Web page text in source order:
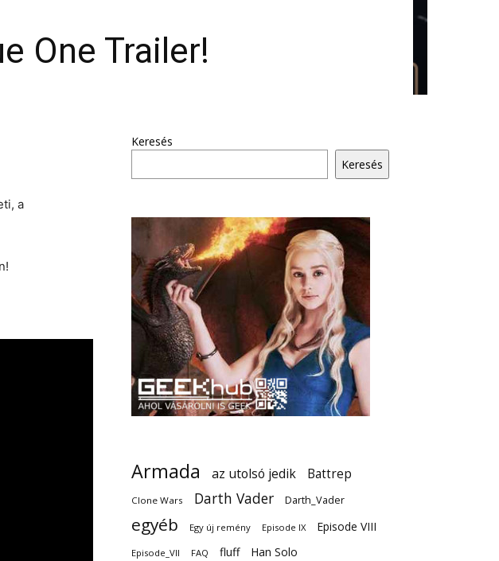
One Trailer!
a
Keresés
Keresés
Armada az utolsó jedik Battrep
Clone Wars Darth Vader Darth_Vader
egyéb Egy új remény Episode IX Episode VIII
Episode_VII FAQ fluff Han Solo